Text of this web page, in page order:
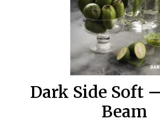
Dark Side Soft
Beam